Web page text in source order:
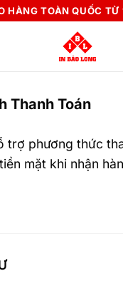
HÀNG TOÀN QUỐC TỪ
Thanh Toán
trợ phương thức
mặt khi nhận